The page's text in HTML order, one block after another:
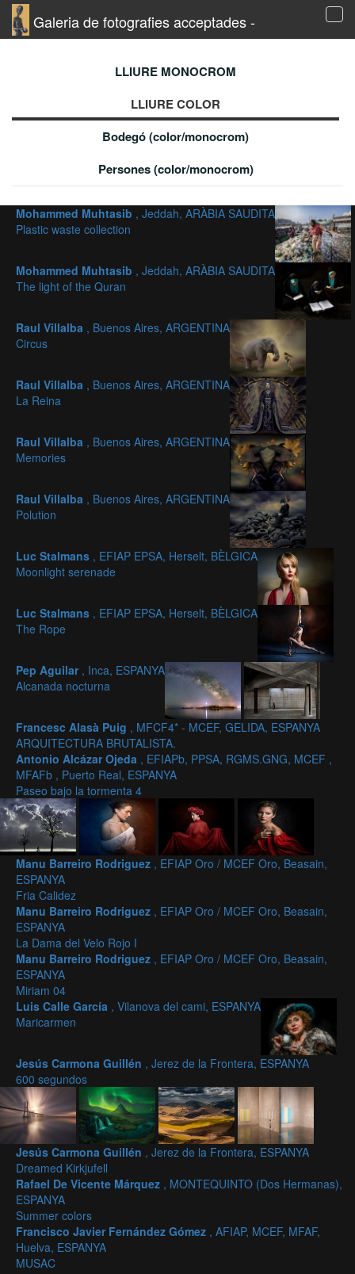
Galeria de fotografies acceptades -
LLIURE MONOCROM
LLIURE COLOR
Bodegó (color/monocrom)
Persones (color/monocrom)
Mohammed Muhtasib , Jeddah, ARÀBIA SAUDITA
Plastic waste collection
Mohammed Muhtasib , Jeddah, ARÀBIA SAUDITA
The light of the Quran
Raul Villalba , Buenos Aires, ARGENTINA
Circus
Raul Villalba , Buenos Aires, ARGENTINA
La Reina
Raul Villalba , Buenos Aires, ARGENTINA
Memories
Raul Villalba , Buenos Aires, ARGENTINA
Polution
Luc Stalmans , EFIAP EPSA, Herselt, BÈLGICA
Moonlight serenade
Luc Stalmans , EFIAP EPSA, Herselt, BÈLGICA
The Rope
Pep Aguilar , Inca, ESPANYA
Alcanada nocturna
Francesc Alasà Puig , MFCF4* - MCEF, GELIDA, ESPANYA
ARQUITECTURA BRUTALISTA.
Antonio Alcázar Ojeda , EFIAPb, PPSA, RGMS.GNG, MCEF ,
MFAFb , Puerto Real, ESPANYA
Paseo bajo la tormenta 4
Manu Barreiro Rodriguez , EFIAP Oro / MCEF Oro, Beasain,
ESPANYA
Fria Calidez
Manu Barreiro Rodriguez , EFIAP Oro / MCEF Oro, Beasain,
ESPANYA
La Dama del Velo Rojo I
Manu Barreiro Rodriguez , EFIAP Oro / MCEF Oro, Beasain,
ESPANYA
Miriam 04
Luis Calle García , Vilanova del cami, ESPANYA
Maricarmen
Jesús Carmona Guillén , Jerez de la Frontera, ESPANYA
600 segundos
Jesús Carmona Guillén , Jerez de la Frontera, ESPANYA
Dreamed Kirkjufell
Rafael De Vicente Márquez , MONTEQUINTO (Dos Hermanas),
ESPANYA
Summer colors
Francisco Javier Fernández Gómez , AFIAP, MCEF, MFAF,
Huelva, ESPANYA
MUSAC